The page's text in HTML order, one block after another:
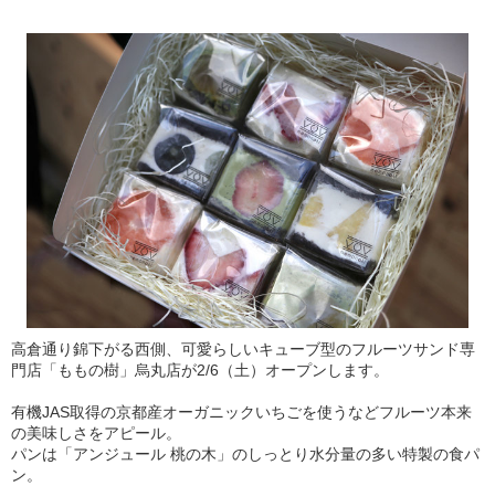
高倉通り錦下がる西側、可愛らしいキューブ型のフルーツサンド専
門店「ももの樹」烏丸店が2/6（土）オープンします。
有機JAS取得の京都産オーガニックいちごを使うなどフルーツ本来
の美味しさをアピール。
パンは「アンジュール 桃の木」のしっとり水分量の多い特製の食パ
ン。